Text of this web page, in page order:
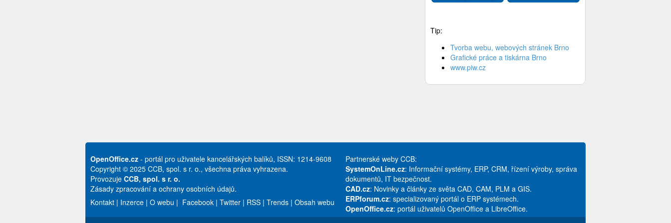
Tip:
Tvorba webu, webových stránek Brno
Grafické práce a tiskárna Brno
www.piw.cz
OpenOffice.cz - portál pro uživatele kancelářských balíků, ISSN: 1214-9608
Copyright © 2025 CCB, spol. s r. o., všechna práva vyhrazena.
Provozuje CCB, spol. s r. o.
Zásady zpracování a ochrany osobních údajů.
Kontakt | Inzerce | O webu | Facebook | Twitter | RSS | Trends | Obsah webu
Partnerské weby CCB:
SystemOnLine.cz: Informační systémy, ERP, CRM, řízení výroby, správa
dokumentů, IT bezpečnost.
CAD.cz: Novinky a články ze světa CAD, CAM, PLM a GIS.
ERPforum.cz: specializovaný portál o ERP systémech.
OpenOffice.cz: portál uživatelů OpenOffice a LibreOffice.